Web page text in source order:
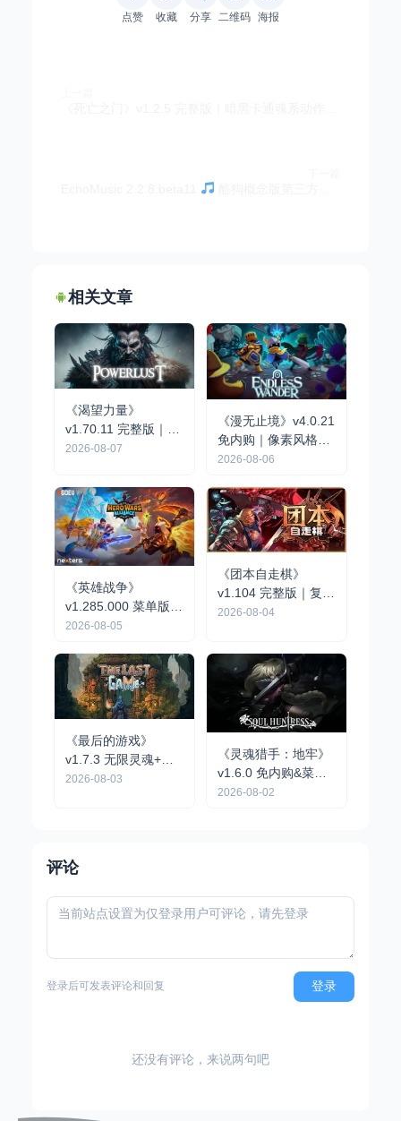
点赞 收藏 分享 二维码 海报
相关文章
《渴望力量》
v1.70.11 完整版｜开
放世界动作RPG手游
2026-08-07
《漫无止境》v4.0.21
免内购｜像素风格肉
鸽RPG手游
2026-08-06
《英雄战争》
v1.285.000 菜单版 |
战略战术RPG手游
2026-08-05
《团本自走棋》
v1.104 完整版｜复古
队伍制肉鸽自走棋手
2026-08-04
《最后的游戏》
v1.7.3 无限灵魂+完
整版｜肉鸽弹幕动作
2026-08-03
《灵魂猎手：地牢》
v1.6.0 免内购&菜单
版 | 黑暗幻想风动作
2026-08-02
评论
登录后可发表评论和回复 登录
还没有评论，来说两句吧